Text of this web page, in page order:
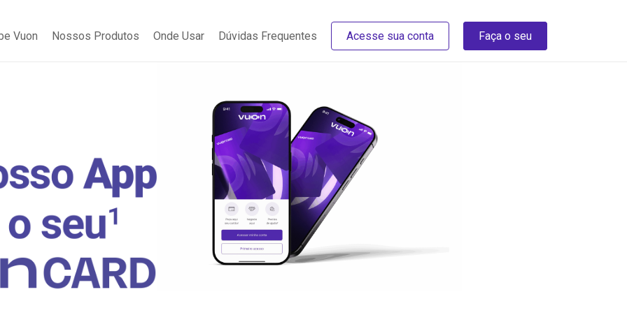
Vuon Nossos Produtos Onde Usar Dúvidas Frequentes Acesse sua conta Faça o seu